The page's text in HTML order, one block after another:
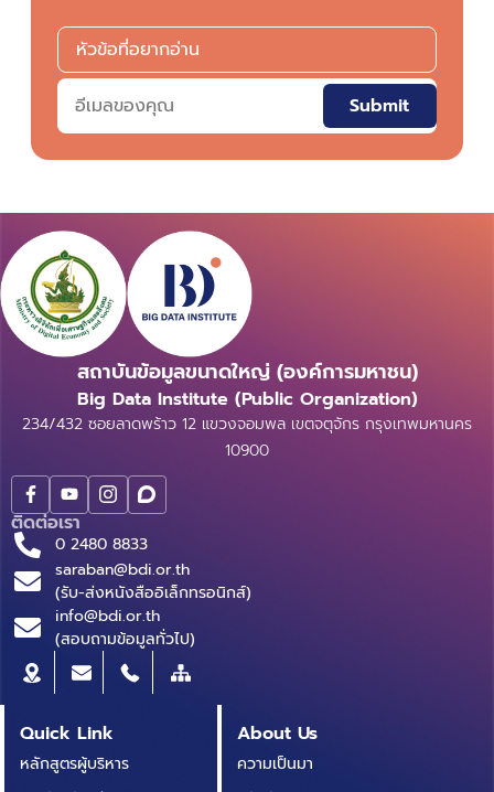
Submit
สถาบันข้อมูลขนาดใหญ่ (องค์การมหาชน)
Big Data Institute (Public Organization)
234/432 ซอยลาดพร้าว 12 แขวงจอมพล เขตจตุจักร กรุงเทพมหานคร
10900
ติดต่อเรา
0 2480 8833
saraban@bdi.or.th
(รับ-ส่งหนังสืออิเล็กทรอนิกส์)
info@bdi.or.th
(สอบถามข้อมูลทั่วไป)
Quick Link
หลักสูตรผู้บริหาร
About Us
ความเป็นมา